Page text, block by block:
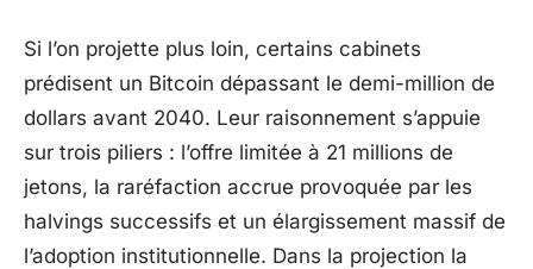
Si l’on projette plus loin, certains cabinets
prédisent un Bitcoin dépassant le demi-million de
dollars avant 2040. Leur raisonnement s’appuie
sur trois piliers : l’offre limitée à 21 millions de
jetons, la raréfaction accrue provoquée par les
halvings successifs et un élargissement massif de
l’adoption institutionnelle. Dans la projection la